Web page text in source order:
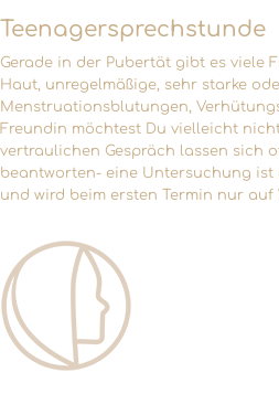
Teenagersprechstunde
Gerade in der Pubertät gibt es viele
Haut, unregelmäßige, sehr starke
Menstruationsblutungen,
Freundin möchtest Du vielleicht
vertraulichen Gespräch lassen sich
beantworten- eine Untersuchung
und wird beim ersten Termin nur